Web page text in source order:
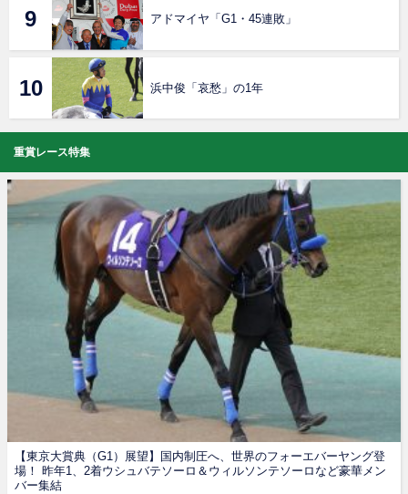
アドマイヤ「G1・45連敗」
浜中俊「哀愁」の1年
重賞レース特集
【東京大賞典（G1）展望】国内制圧へ、世界のフォーエバーヤング登
場！ 昨年1、2着ウシュバテソーロ＆ウィルソンテソーロなど豪華メン
バー集結